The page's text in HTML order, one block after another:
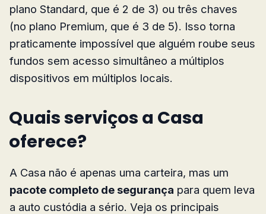
plano Standard, que é 2 de 3) ou três chaves
(no plano Premium, que é 3 de 5). Isso torna
praticamente impossível que alguém roube seus
fundos sem acesso simultâneo a múltiplos
dispositivos em múltiplos locais.
Quais serviços a Casa
oferece?
A Casa não é apenas uma carteira, mas um
pacote completo de segurança para quem leva
a auto custódia a sério. Veja os principais